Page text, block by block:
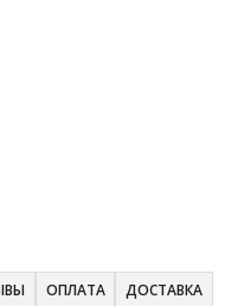
ОПЛАТА ДОСТАВКА